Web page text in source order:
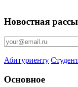
Новостная
Абитуриенту
Основное